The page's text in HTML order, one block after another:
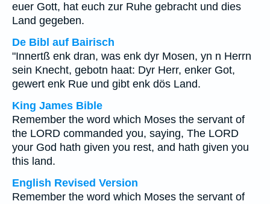
euer Gott, hat euch zur Ruhe gebracht und dies
Land gegeben.
De Bibl auf Bairisch
"Innertß enk dran, was enk dyr Mosen, yn n Herrn
sein Knecht, gebotn haat: Dyr Herr, enker Got,
gewert enk Rue und gibt enk dös Land.
King James Bible
Remember the word which Moses the servant of
the LORD commanded you, saying, The LORD
your God hath given you rest, and hath given you
this land.
English Revised Version
Remember the word which Moses the servant of